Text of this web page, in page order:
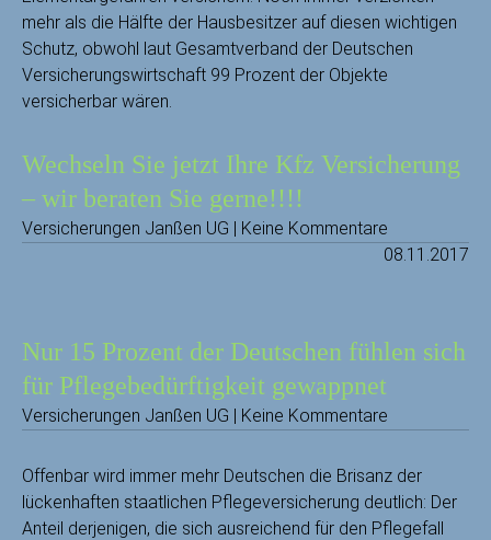
mehr als die Hälfte der Hausbesitzer auf diesen wichtigen
Schutz, obwohl laut Gesamtverband der Deutschen
Versicherungswirtschaft 99 Prozent der Objekte
versicherbar wären.
Wechseln Sie jetzt Ihre Kfz Versicherung
– wir beraten Sie gerne!!!!
Versicherungen Janßen UG | Keine Kommentare
08.11.2017
Nur 15 Prozent der Deutschen fühlen sich
für Pflegebedürftigkeit gewappnet
Versicherungen Janßen UG | Keine Kommentare
Offenbar wird immer mehr Deutschen die Brisanz der
lückenhaften staatlichen Pflegeversicherung deutlich: Der
Anteil derjenigen, die sich ausreichend für den Pflegefall